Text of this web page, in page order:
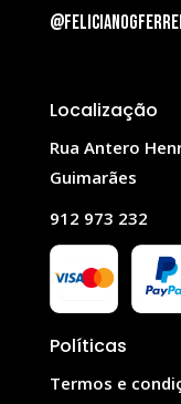
Localização
Rua Antero
Guimarães
912 973 232
Políticas
Termos e